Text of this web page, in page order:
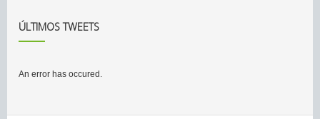
ÚLTIMOS TWEETS
An error has occured.